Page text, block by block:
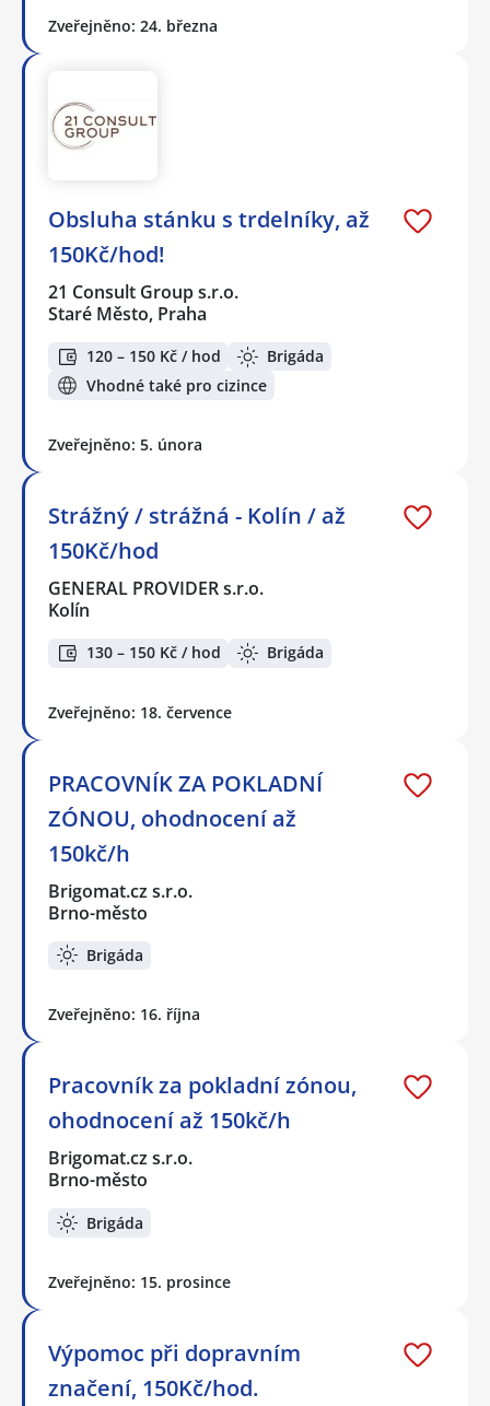
Zveřejněno: 24. března
Obsluha stánku s trdelníky, až
150Kč/hod!
21 Consult Group s.r.o.
Staré Město, Praha
120 – 150 Kč / hod
Brigáda
Vhodné také pro cizince
Zveřejněno: 5. února
Strážný / strážná - Kolín / až
150Kč/hod
GENERAL PROVIDER s.r.o.
Kolín
130 – 150 Kč / hod Brigáda
Zveřejněno: 18. července
PRACOVNÍK ZA POKLADNÍ
ZÓNOU, ohodnocení až
150kč/h
Brigomat.cz s.r.o.
Brno-město
Brigáda
Zveřejněno: 16. října
Pracovník za pokladní zónou,
ohodnocení až 150kč/h
Brigomat.cz s.r.o.
Brno-město
Brigáda
Zveřejněno: 15. prosince
Výpomoc při dopravním
značení, 150Kč/hod.